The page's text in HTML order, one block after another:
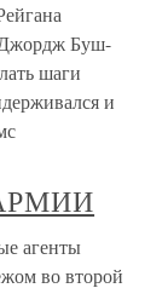
Джордж Буш-
шаги
и
агенты
во второй